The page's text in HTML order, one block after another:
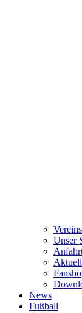
Unser
News
Fußball